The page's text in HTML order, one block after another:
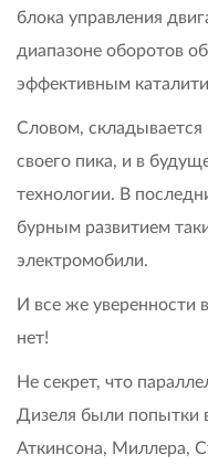
блока управления
диапазоне оборотов
эффективным
Словом,
своего пика, и в
технологии. В
бурным развитием
электромобили.
И все же уверенности
нет!
Не секрет, что
Дизеля были попытки
Аткинсона, Миллера,